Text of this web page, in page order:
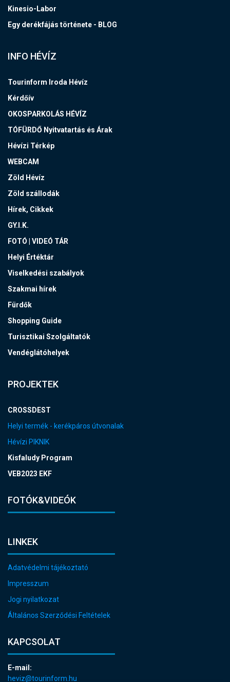
Kinesio-Labor
Egy derékfájás története - BLOG
INFO HÉVÍZ
Tourinform Iroda Hévíz
Kérdőív
OKOSPARKOLÁS HÉVÍZ
TÓFÜRDŐ Nyitvatartás és Árak
Hévízi Térkép
WEBCAM
Zöld Hévíz
Zöld szállodák
Hírek, Cikkek
GY.I.K.
FOTÓ | VIDEÓ TÁR
Helyi Értéktár
Viselkedési szabályok
Szakmai hírek
Fürdők
Shopping Guide
Turisztikai Szolgáltatók
Vendéglátóhelyek
PROJEKTEK
CROSSDEST
Helyi termék - kerékpáros útvonalak
Hévízi PIKNIK
Kisfaludy Program
VEB2023 EKF
FOTÓK&VIDEÓK
LINKEK
Adatvédelmi tájékoztató
Impresszum
Jogi nyilatkozat
Általános Szerződési Feltételek
KAPCSOLAT
E-mail:
heviz@tourinform.hu